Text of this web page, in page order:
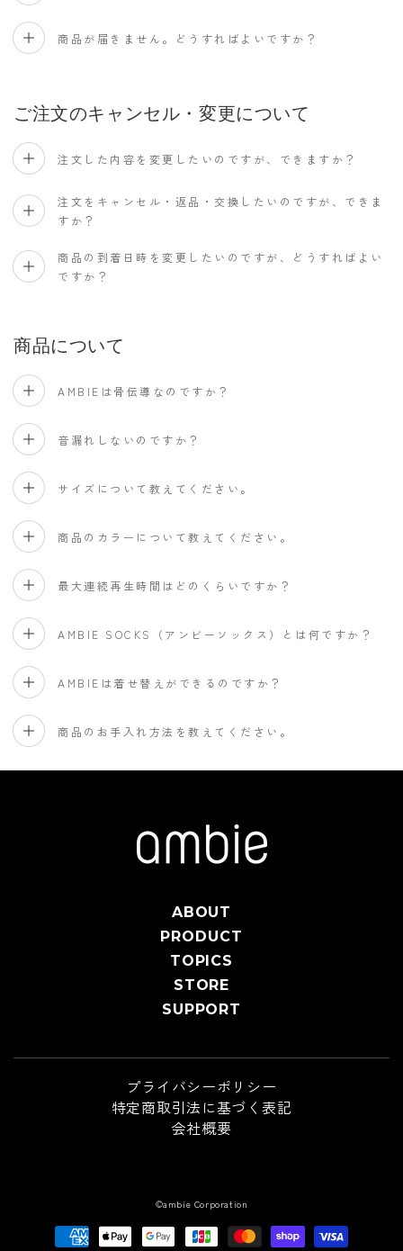
商品が届きません。どうすればよいですか？
ご注文のキャンセル・変更について
注文した内容を変更したいのですが、できますか？
注文をキャンセル・返品・交換したいのですが、できま
すか？
商品の到着日時を変更したいのですが、どうすればよい
ですか？
商品について
AMBIEは骨伝導なのですか？
音漏れしないのですか？
サイズについて教えてください。
商品のカラーについて教えてください。
最大連続再生時間はどのくらいですか？
AMBIE SOCKS（アンビーソックス）とは何ですか？
AMBIEは着せ替えができるのですか？
商品のお手入れ方法を教えてください。
ABOUT
PRODUCT
TOPICS
STORE
SUPPORT
プライバシーポリシー
特定商取引法に基づく表記
会社概要
©ambie Corporation